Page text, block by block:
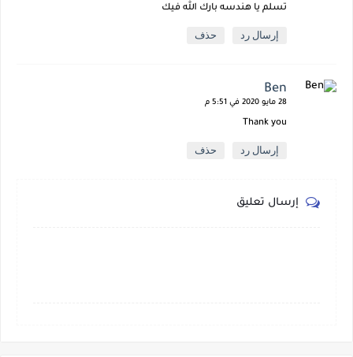
تسلم يا هندسه بارك الله فيك
إرسال رد حذف
Ben
28 مايو 2020 في 5:51 م
Thank you
إرسال رد حذف
إرسال تعليق